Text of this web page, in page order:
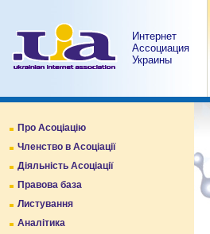
Интернет
Ассоциация
Украины
Про Асоціацію
Членство в Асоціації
Діяльність Асоціації
Правова база
Листування
Аналітика